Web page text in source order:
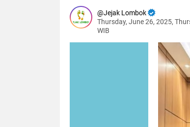
Jejak Lombok
Thursday, June 26, 2025,
WIB